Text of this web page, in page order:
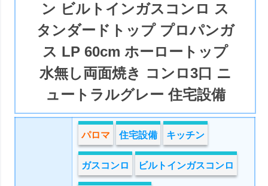
ン ビルトインガスコンロ ス
タンダードトップ プロパンガ
ス LP 60cm ホーロートップ
水無し両面焼き コンロ3口 ニ
ュートラルグレー 住宅設備
パロマ 住宅設備 キッチン
ガスコンロ ビルトインガスコンロ